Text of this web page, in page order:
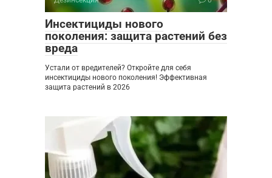
Инсектициды нового
поколения: защита растений без
вреда
Устали от вредителей? Откройте для себя
инсектициды нового поколения! Эффективная
защита растений в 2026